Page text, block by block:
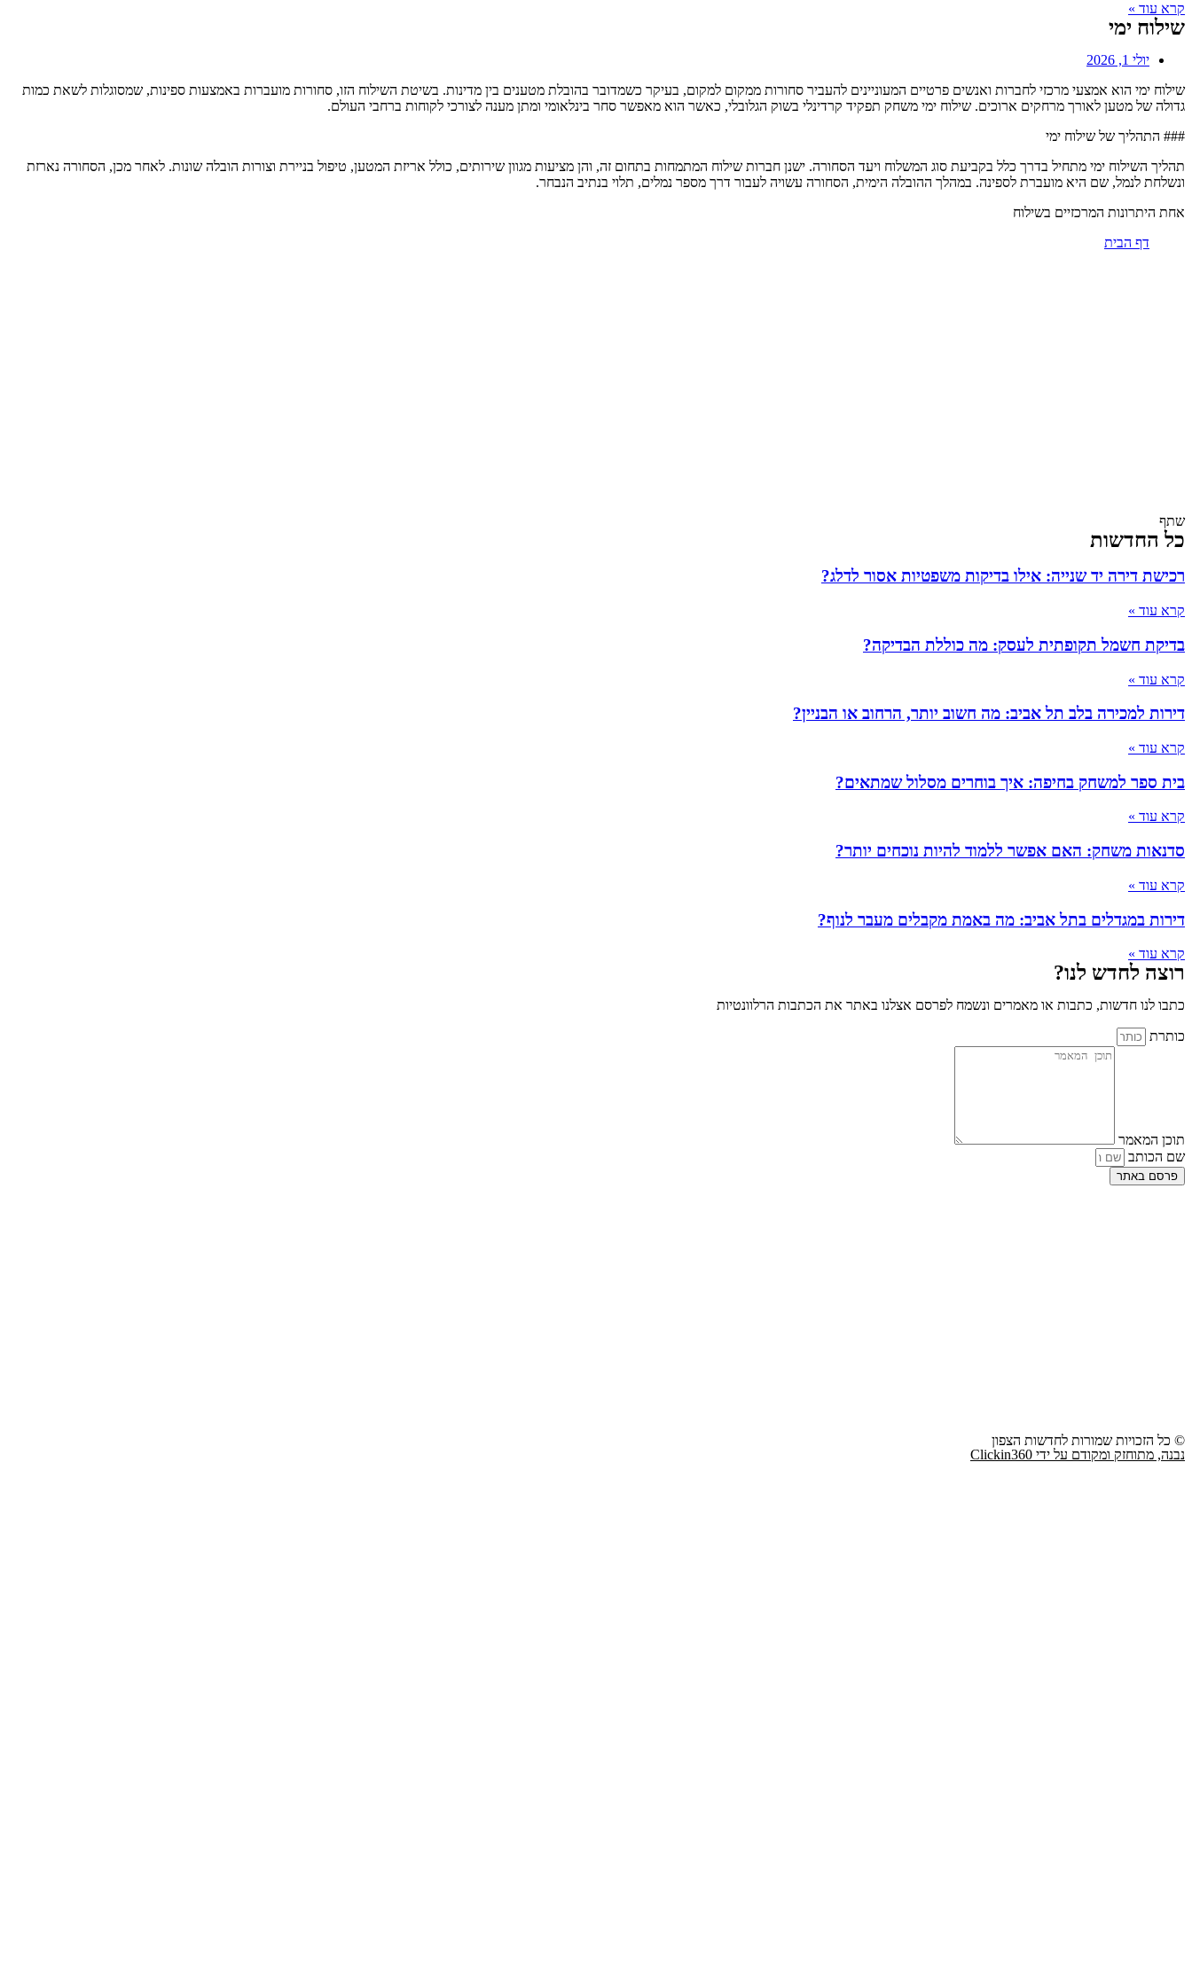
קרא עוד »
שילוח ימי
יולי 1, 2026
שילוח ימי הוא אמצעי מרכזי לחברות ואנשים פרטיים המעוניינים להעביר סחורות ממקום למקום, בעיקר כשמדובר בהובלת מטענים בין מדינות. בשיטת השילוח הזו, סחורות מועברות באמצעות ספינות, שמסוגלות לשאת כמות
גדולה של מטען לאורך מרחקים ארוכים. שילוח ימי משחק תפקיד קרדינלי בשוק הגלובלי, כאשר הוא מאפשר סחר בינלאומי ומתן מענה לצורכי לקוחות ברחבי העולם.
### התהליך של שילוח ימי
תהליך השילוח ימי מתחיל בדרך כלל בקביעת סוג המשלוח ויעד הסחורה. ישנן חברות שילוח המתמחות בתחום זה, והן מציעות מגוון שירותים, כולל אריזת המטען, טיפול בניירת וצורות הובלה שונות. לאחר מכן, הסחורה נארזת
ונשלחת לנמל, שם היא מועברת לספינה. במהלך ההובלה הימית, הסחורה עשויה לעבור דרך מספר נמלים, תלוי בנתיב הנבחר.
אחת היתרונות המרכזיים בשילוח
דף הבית
שתף
כל החדשות
רכישת דירה יד שנייה: אילו בדיקות משפטיות אסור לדלג?
קרא עוד »
בדיקת חשמל תקופתית לעסק: מה כוללת הבדיקה?
קרא עוד »
דירות למכירה בלב תל אביב: מה חשוב יותר, הרחוב או הבניין?
קרא עוד »
בית ספר למשחק בחיפה: איך בוחרים מסלול שמתאים?
קרא עוד »
סדנאות משחק: האם אפשר ללמוד להיות נוכחים יותר?
קרא עוד »
דירות במגדלים בתל אביב: מה באמת מקבלים מעבר לנוף?
קרא עוד »
רוצה לחדש לנו?
כתבו לנו חדשות, כתבות או מאמרים ונשמח לפרסם אצלנו באתר את הכתבות הרלוונטיות
כותרת
תוכן המאמר
שם הכותב
פרסם באתר
© כל הזכויות שמורות לחדשות הצפון
נבנה, מתוחזק ומקודם על ידי Clickin360